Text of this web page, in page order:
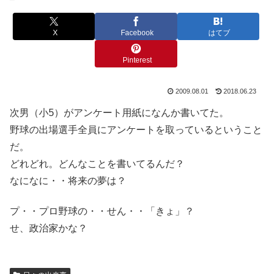
X Facebook はてブ
Pinterest
2009.08.01 2018.06.23
次男（小5）がアンケート用紙になんか書いてた。
野球の出場選手全員にアンケートを取っているということ
だ。
どれどれ。どんなことを書いてるんだ？
なになに・・将来の夢は？
プ・・プロ野球の・・せん・・「きょ」？
せ、政治家かな？